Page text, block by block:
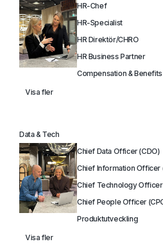
HR-Chef
HR-Specialist
HR Direktör/CHRO
HR Business Partner
Compensation &
Visa fler
Data & Tech
Chief Data Officer (CDO)
Chief Information Officer
Chief Technology Officer
Chief People Officer
Produktutveckling
Visa fler